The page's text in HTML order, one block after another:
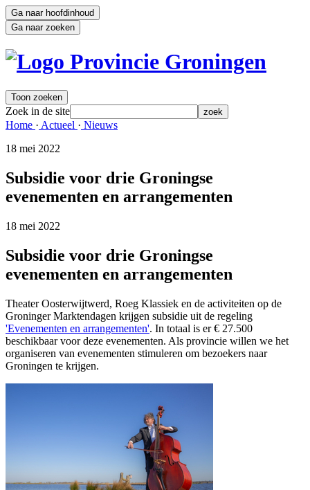
Ga naar hoofdinhoud
Ga naar zoeken
Toon zoeken
Zoek in de site zoek
Home · Actueel · Nieuws
18 mei 2022
Subsidie voor drie Groningse
evenementen en arrangementen
18 mei 2022
Subsidie voor drie Groningse
evenementen en arrangementen
Theater Oosterwijtwerd, Roeg Klassiek en de activiteiten op de
Groninger Marktendagen krijgen subsidie uit de regeling
'Evenementen en arrangementen'. In totaal is er € 27.500
beschikbaar voor deze evenementen. Als provincie willen we het
organiseren van evenementen stimuleren om bezoekers naar
Groningen te krijgen.